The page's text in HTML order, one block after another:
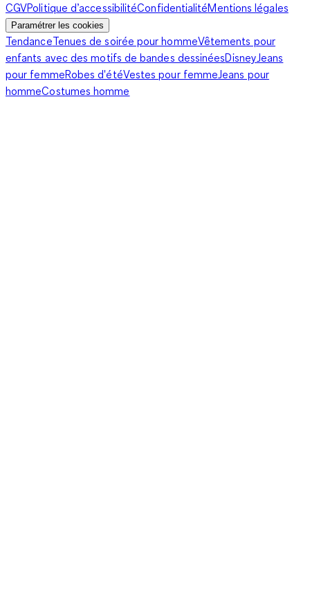
CGVPolitique d’accessibilitéConfidentialitéMentions légales
Paramétrer les cookies
TendanceTenues de soirée pour hommeVêtements pour
enfants avec des motifs de bandes dessinéesDisneyJeans
pour femmeRobes d'étéVestes pour femmeJeans pour
hommeCostumes homme